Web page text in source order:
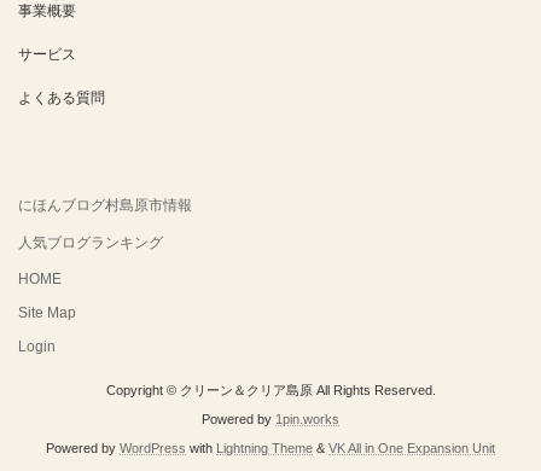
事業概要
サービス
よくある質問
にほんブログ村島原市情報
人気ブログランキング
HOME
Site Map
Login
Copyright © クリーン＆クリア島原 All Rights Reserved.
Powered by 1pin.works
Powered by WordPress with Lightning Theme & VK All in One Expansion Unit